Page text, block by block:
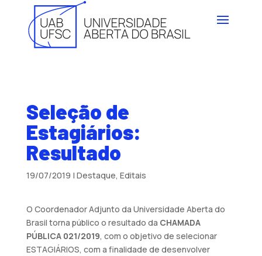
Seleção de
Estagiários:
Resultado
19/07/2019 | Destaque, Editais
O Coordenador Adjunto da Universidade Aberta do
Brasil torna público o resultado da CHAMADA
PÚBLICA 021/2019, com o objetivo de selecionar
ESTAGIÁRIOS, com a finalidade de desenvolver